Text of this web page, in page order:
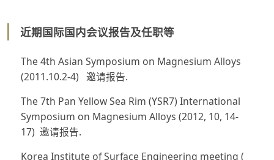
近期国际国内会议报告及任职等
The 4th Asian Symposium on Magnesium Alloys
(2011.10.2-4) 邀请报告.
The 7th Pan Yellow Sea Rim (YSR7) International
Symposium on Magnesium Alloys (2012, 10, 14-
17) 邀请报告.
Korea Institute of Surface Engineering meeting (